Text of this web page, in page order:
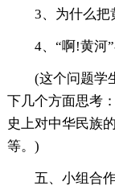
3、为什么把
4、“啊!黄河
(这个问题学
下几个方面思考
史上对中华民族
等。)
五、小组合